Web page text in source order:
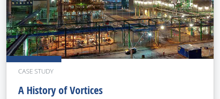
CASE STUDY
A History of Vortices